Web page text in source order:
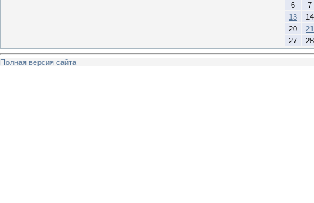
6
7
13
14
20
21
27
28
Полная версия сайта